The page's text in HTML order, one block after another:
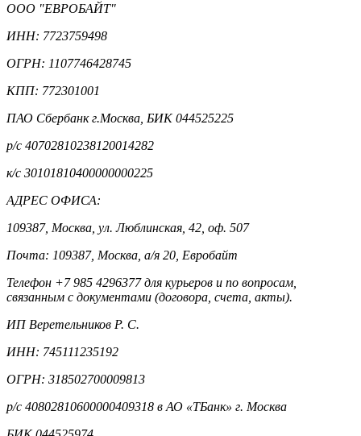
ООО "ЕВРОБАЙТ"
ИНН: 7723759498
ОГРН: 1107746428745
КПП: 772301001
ПАО Сбербанк г.Москва, БИК 044525225
р/с 40702810238120014282
к/с 30101810400000000225
АДРЕС ОФИСА:
109387, Москва, ул. Люблинская, 42, оф. 507
Почта: 109387, Москва, а/я 20, Евробайт
Телефон +7 985 4296377 для курьеров и по вопросам,
связанным с документами (договора, счета, акты).
ИП Веретельников Р. С.
ИНН: 745111235192
ОГРН: 318502700009813
р/с 40802810600000409318 в АО «ТБанк» г. Москва